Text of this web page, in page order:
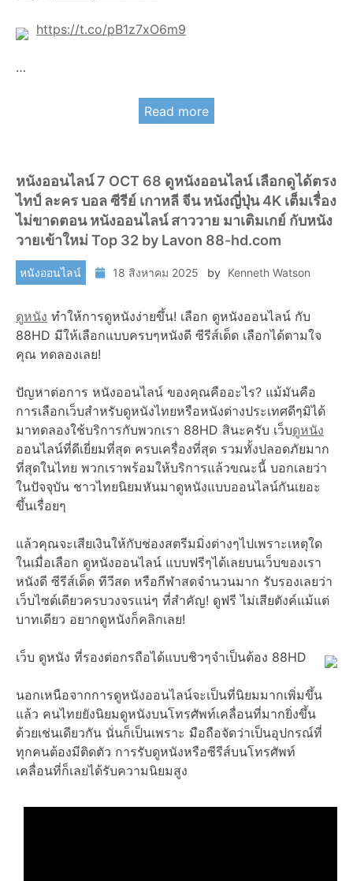
https://t.co/pB1z7xO6m9
…
Read more
หนังออนไลน์ 7 OCT 68 ดูหนังออนไลน์ เลือกดูได้ตรง
ไทป์ ละคร บอล ซีรีย์ เกาหลี จีน หนังญี่ปุ่น 4K เต็มเรื่อง
ไม่ขาดตอน หนังออนไลน์ สาววาย มาเติมเกย์ กับหนัง
วายเข้าใหม่ Top 32 by Lavon 88-hd.com
หนังออนไลน์ 18 สิงหาคม 2025 by Kenneth Watson
ดูหนัง ทำให้การดูหนังง่ายขึ้น! เลือก ดูหนังออนไลน์ กับ
88HD มีให้เลือกแบบครบๆหนังดี ซีรีส์เด็ด เลือกได้ตามใจ
คุณ ทดลองเลย!
ปัญหาต่อการ หนังออนไลน์ ของคุณคืออะไร? แม้มันคือ
การเลือกเว็บสำหรับดูหนังไทยหรือหนังต่างประเทศดีๆมิได้
มาทดลองใช้บริการกับพวกเรา 88HD สินะครับ เว็บดูหนัง
ออนไลน์ที่ดีเยี่ยมที่สุด ครบเครื่องที่สุด รวมทั้งปลอดภัยมาก
ที่สุดในไทย พวกเราพร้อมให้บริการแล้วขณะนี้ บอกเลยว่า
ในปัจจุบัน ชาวไทยนิยมหันมาดูหนังแบบออนไลน์กันเยอะ
ขึ้นเรื่อยๆ
แล้วคุณจะเสียเงินให้กับช่องสตรีมมิ่งต่างๆไปเพราะเหตุใด
ในเมื่อเลือก ดูหนังออนไลน์ แบบฟรีๆได้เลยบนเว็บของเรา
หนังดี ซีรีส์เด็ด ทีวีสด หรือกีฬาสดจำนวนมาก รับรองเลยว่า
เว็บไซต์เดียวครบวงจรแน่ๆ ที่สำคัญ! ดูฟรี ไม่เสียตังค์แม้แต่
บาทเดียว อยากดูหนังก็คลิกเลย!
เว็บ ดูหนัง ที่รองต่อกรถือได้แบบชิวๆจำเป็นต้อง 88HD
นอกเหนือจากการดูหนังออนไลน์จะเป็นที่นิยมมากเพิ่มขึ้น
แล้ว คนไทยยังนิยมดูหนังบนโทรศัพท์เคลื่อนที่มากยิ่งขึ้น
ด้วยเช่นเดียวกัน นั่นก็เป็นเพราะ มือถือจัดว่าเป็นอุปกรณ์ที่
ทุกคนต้องมีติดตัว การรับดูหนังหรือซีรีส์บนโทรศัพท์
เคลื่อนที่ก็เลยได้รับความนิยมสูง